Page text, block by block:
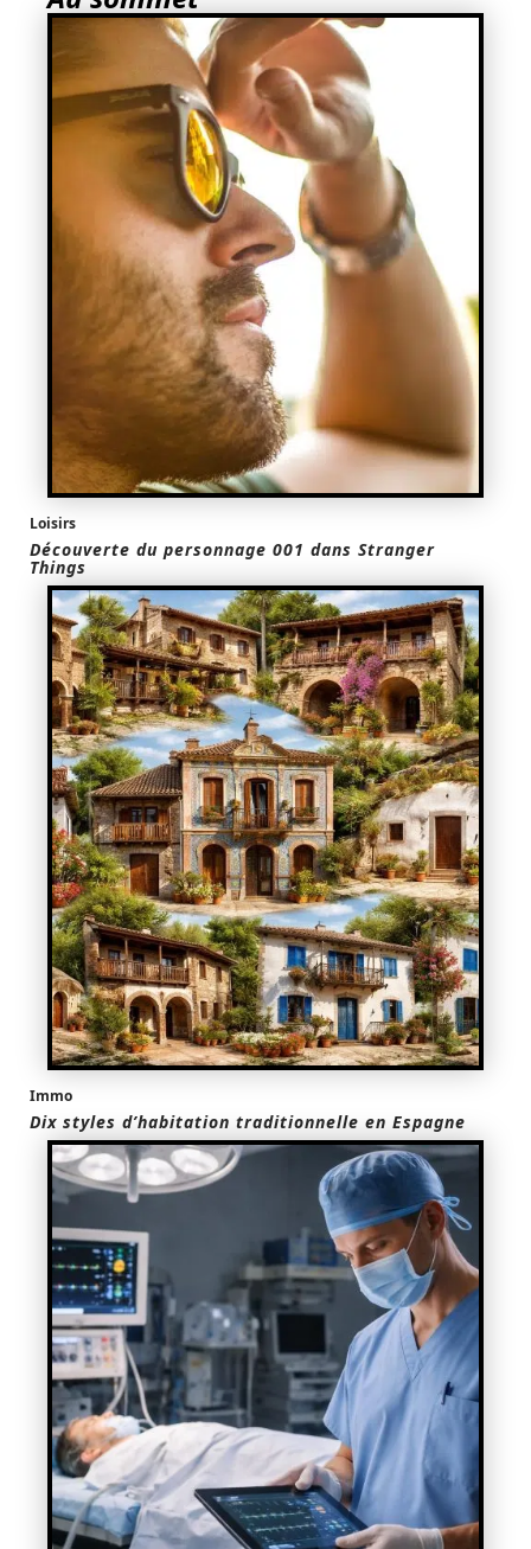
Loisirs
Découverte du personnage 001 dans Stranger
Things
Immo
Dix styles d’habitation traditionnelle en Espagne